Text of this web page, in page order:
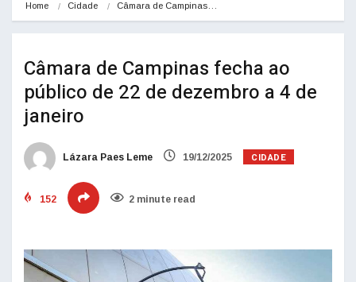
Home Cidade Câmara de Campinas…
Câmara de Campinas fecha ao
público de 22 de dezembro a 4 de
janeiro
Lázara Paes Leme 19/12/2025 CIDADE
152 2 minute read